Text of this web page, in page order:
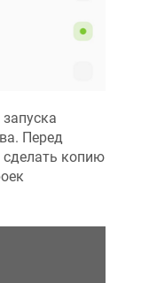
Перед
копию